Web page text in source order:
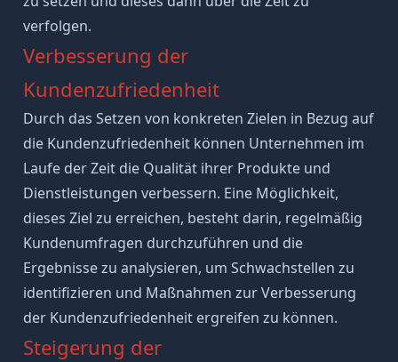
verfolgen.
Verbesserung der
Kundenzufriedenheit
Durch das Setzen von konkreten Zielen in Bezug auf
die Kundenzufriedenheit können Unternehmen im
Laufe der Zeit die Qualität ihrer Produkte und
Dienstleistungen verbessern. Eine Möglichkeit,
dieses Ziel zu erreichen, besteht darin, regelmäßig
Kundenumfragen durchzuführen und die
Ergebnisse zu analysieren, um Schwachstellen zu
identifizieren und Maßnahmen zur Verbesserung
der Kundenzufriedenheit ergreifen zu können.
Steigerung der